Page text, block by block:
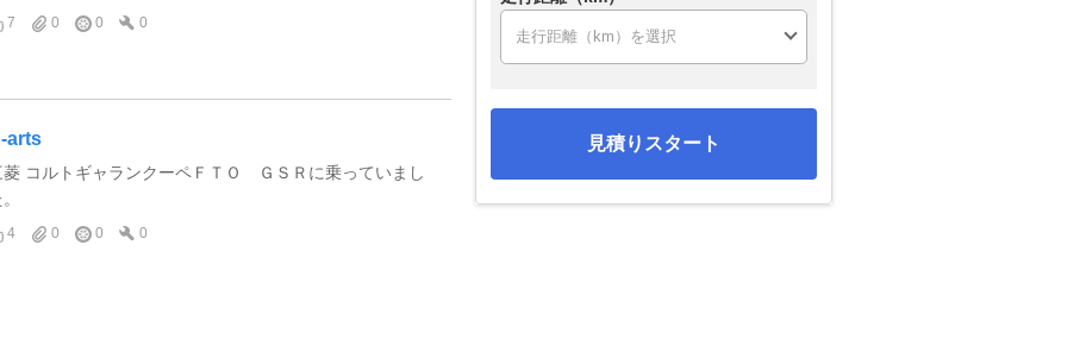
7
0 0 0
arts
菱 コルトギャランクーペＦＴＯ ＧＳＲに乗っていまし
4 0 0 0
見積りスタート